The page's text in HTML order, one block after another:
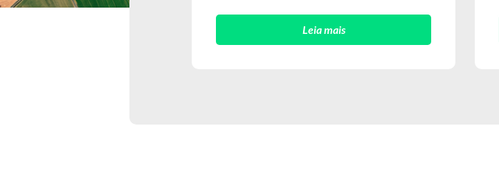
Leia mais